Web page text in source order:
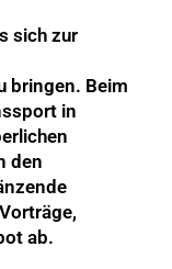
sich zur
bringen. Beim
in
den
ab.